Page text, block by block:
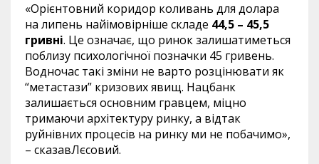
«Орієнтовний коридор коливань для долара
на липень найімовірніше складе 44,5 – 45,5
гривні. Це означає, що ринок залишатиметься
поблизу психологічної позначки 45 гривень.
Водночас такі зміни не варто розцінювати як
“метастази” кризових явищ. Нацбанк
залишається основним гравцем, міцно
тримаючи архітектуру ринку, а відтак
руйнівних процесів на ринку ми не побачимо»,
– сказавЛєсовий.